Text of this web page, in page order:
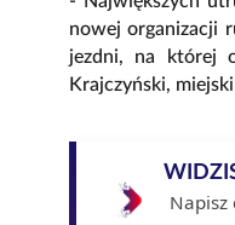
nowej organizacji
jezdni, na której
Krajczyński,
Napisz